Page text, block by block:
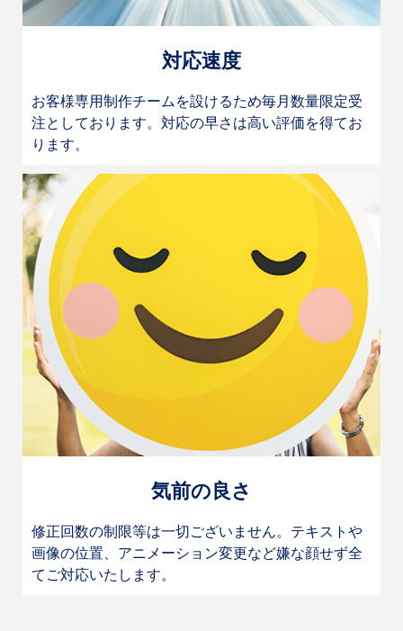
対応速度
お客様専用制作チームを設けるため毎月数量限定受
注としております。対応の早さは高い評価を得てお
ります。
気前の良さ
修正回数の制限等は一切ございません。テキストや
画像の位置、アニメーション変更など嫌な顔せず全
てご対応いたします。